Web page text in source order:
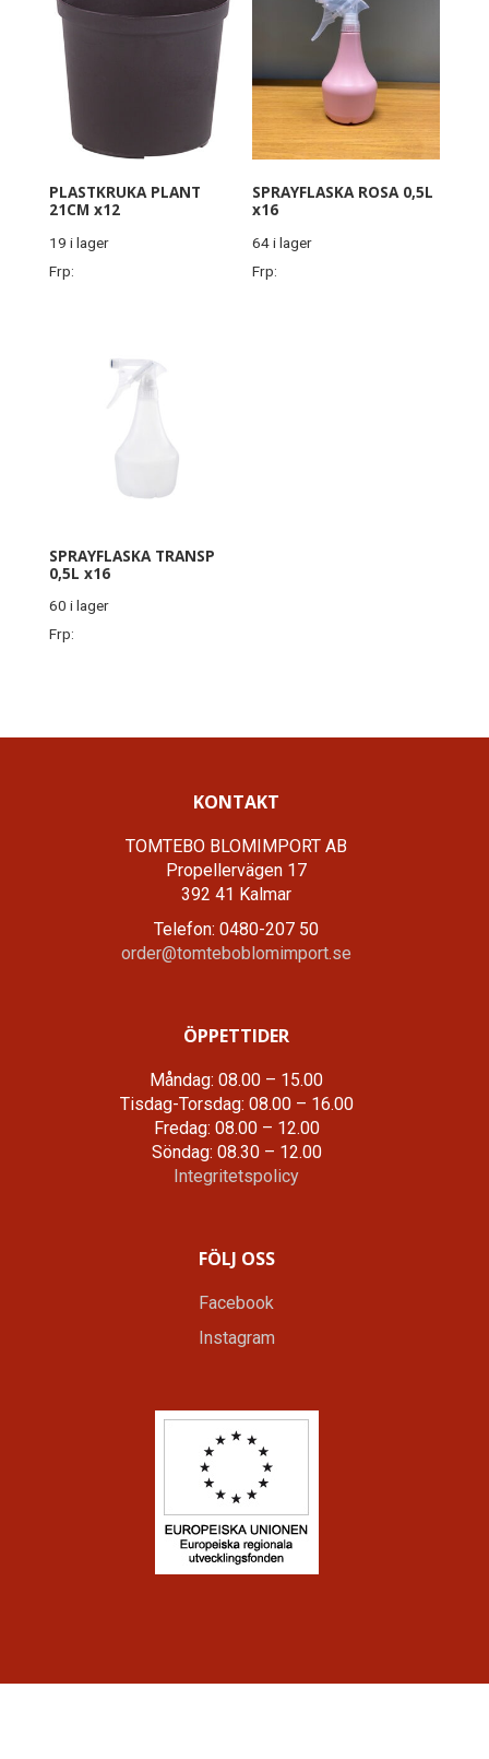
PLASTKRUKA PLANT
21CM x12
19 i lager
Frp:
SPRAYFLASKA ROSA 0,5L
x16
64 i lager
Frp:
SPRAYFLASKA TRANSP
0,5L x16
60 i lager
Frp:
KONTAKT
TOMTEBO BLOMIMPORT AB
Propellervägen 17
392 41 Kalmar
Telefon: 0480-207 50
order@tomteboblomimport.se
ÖPPETTIDER
Måndag: 08.00 – 15.00
Tisdag-Torsdag: 08.00 – 16.00
Fredag: 08.00 – 12.00
Söndag: 08.30 – 12.00
Integritetspolicy
FÖLJ OSS
Facebook
Instagram